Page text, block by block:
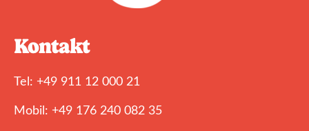
Kontakt
Tel: +49 911 12 000 21
Mobil: +49 176 240 082 35